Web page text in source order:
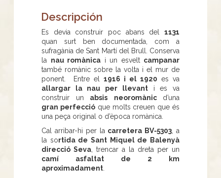
Descripción
Es devia construir poc abans del 1131
quan surt ben documentada, com a
sufragània de Sant Martí del Brull. Conserva
la nau romànica i un esvelt campanar
també romànic sobre la volta i el mur de
ponent. Entre el 1916 i el 1920 es va
allargar la nau per llevanti es va
construir un absis neoromànicd’una
gran perfeccióque molts creuen que és
una peça original o d’època romànica.
Cal arribar-hi per la carretera BV-5303 , a
la sortida de Sant Miquel de Balenyà
direcció Seva , trencar a la dreta per un
camí asfaltat de 2 km
aproximadament